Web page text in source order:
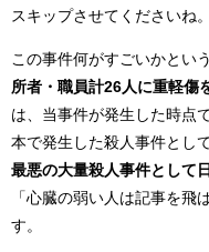
スキップさせてくださいね。
この事件何がすごいかという
所者・職員計26人に重軽傷
は、当事件が発生した時点
本で発生した殺人事件とし
最悪の大量殺人事件として
「心臓の弱い人は記事を飛
す。